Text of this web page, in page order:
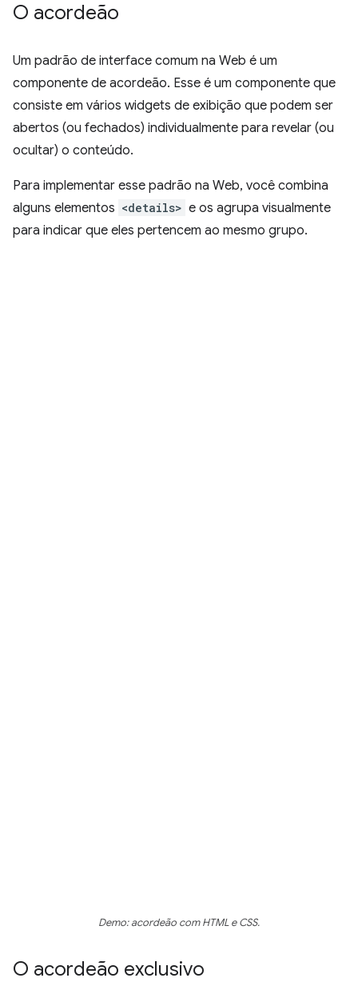
O acordeão
Um padrão de interface comum na Web é um
componente de acordeão. Esse é um componente que
consiste em vários widgets de exibição que podem ser
abertos (ou fechados) individualmente para revelar (ou
ocultar) o conteúdo.
Para implementar esse padrão na Web, você combina
alguns elementos <details> e os agrupa visualmente
para indicar que eles pertencem ao mesmo grupo.
Demo: acordeão com HTML e CSS.
O acordeão exclusivo